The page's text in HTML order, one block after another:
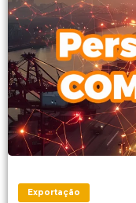
Exportação